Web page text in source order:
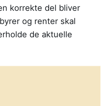
korrekte del bliver
og renter skal
de aktuelle